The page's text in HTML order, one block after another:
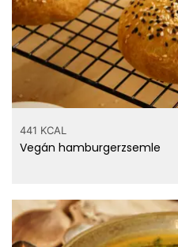
441 KCAL
Vegán hamburgerzsemle